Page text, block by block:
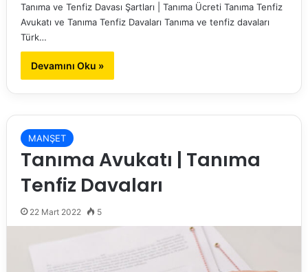
Tanıma ve Tenfiz Davası Şartları | Tanıma Ücreti Tanıma Tenfiz
Avukatı ve Tanıma Tenfiz Davaları Tanıma ve tenfiz davaları
Türk…
Devamını Oku »
MANŞET
Tanıma Avukatı | Tanıma
Tenfiz Davaları
22 Mart 2022 5